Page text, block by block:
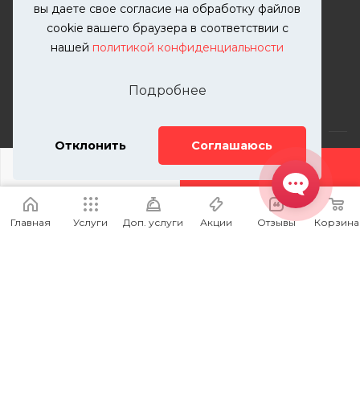
вы даете свое согласие на обработку файлов
cookie вашего браузера в соответствии с
нашей политикой конфиденциальности
Подробнее
Отклонить Соглашаюсь
ДОБАВИТЬ УСЛУГУ
zakaz@kutuzovv.ru
г. Москва, Краснобогатырская
2026 © KUTUZOVV | Кузовной ремонт и покраска
автомобилей. Вся информация на сайте – собственность
ООО "КУТУЗОВВ"
Главная Услуги Доп. услуги Акции Отзывы Корзина